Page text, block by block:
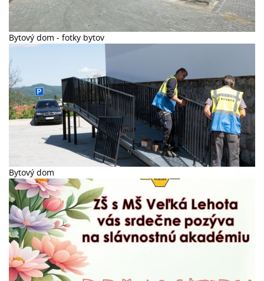
Bytový dom - fotky bytov
Bytový dom